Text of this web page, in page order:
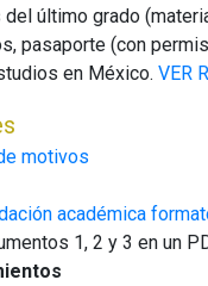
último grado
pasaporte (con
en México.VER
motivos
académica
1, 2 y 3 en un